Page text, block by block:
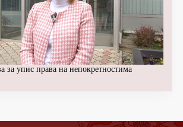
за упис права на непокретностима